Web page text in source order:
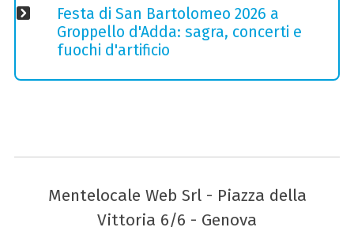
Festa di San Bartolomeo 2026 a
Groppello d'Adda: sagra, concerti e
fuochi d'artificio
Mentelocale Web Srl - Piazza della
Vittoria 6/6 - Genova